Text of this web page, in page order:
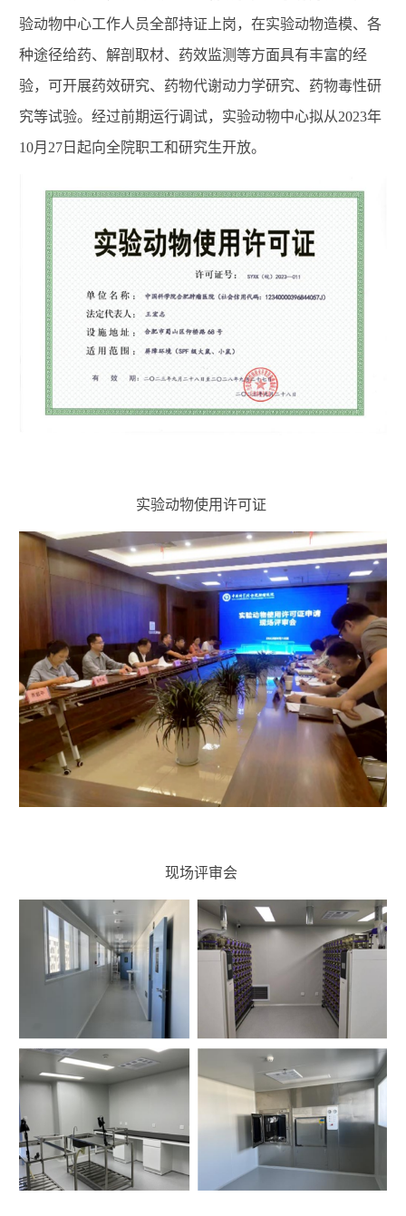
验动物中心工作人员全部持证上岗，在实验动物造模、各
种途径给药、解剖取材、药效监测等方面具有丰富的经
验，可开展药效研究、药物代谢动力学研究、药物毒性研
究等试验。 经过前期运行调试，实验动物中心拟从2023年
10月27 日 起向全院职工和研究生开放。
实验动物使用许可证
现场评审会